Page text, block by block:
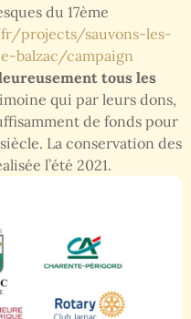
du 17ème
projects/sauvons-les-
balzac/campaign
tous les
qui par leurs dons,
de fonds pour
siècle. La conservation des
l’été 2021.